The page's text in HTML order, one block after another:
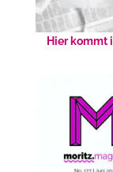
Hier kommt